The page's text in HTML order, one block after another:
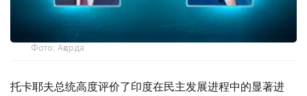
Фото: Ақорда
托卡耶夫总统高度评价了印度在民主发展进程中的显著进